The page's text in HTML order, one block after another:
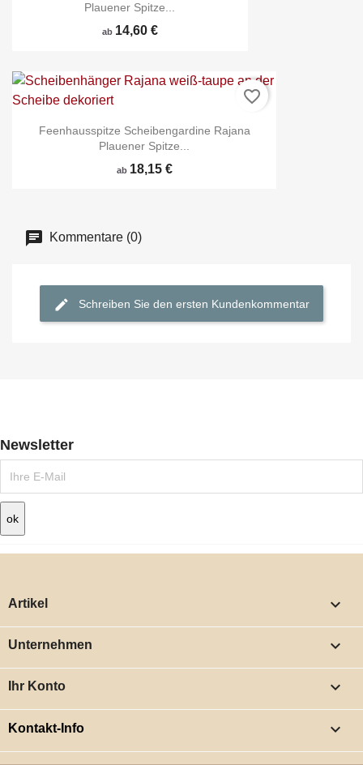
Plauener Spitze...
ab 14,60 €
Feenhausspitze Scheibengardine Rajana
Plauener Spitze...
ab 18,15 €
favorite_border
Kommentare (0)
Schreiben Sie den ersten Kundenkommentar
Newsletter
Artikel 
Unternehmen 
Ihr Konto 
Kontakt-Info keyboard_arrow_down